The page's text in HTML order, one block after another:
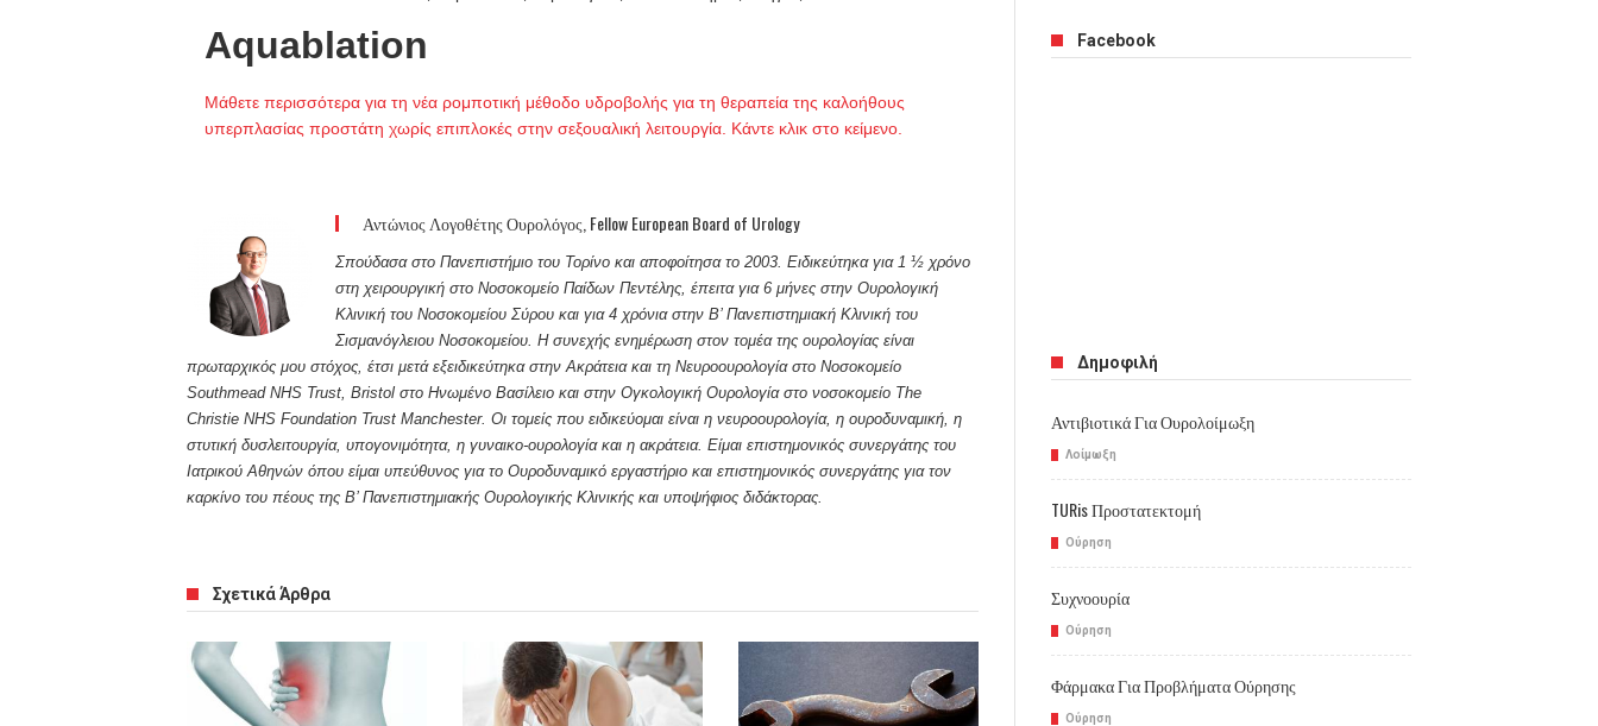
Aquablation
Μάθετε περισσότερα για τη νέα ρομποτική μέθοδο υδροβολής για τη θεραπεία της καλοήθους
υπερπλασίας προστάτη χωρίς επιπλοκές στην σεξουαλική λειτουργία. Κάντε κλικ στο κείμενο.
Αντώνιος Λογοθέτης Ουρολόγος, Fellow European Board of Urology
Σπούδασα στο Πανεπιστήμιο του Τορίνο και αποφοίτησα το 2003. Ειδικεύτηκα για 1 ½ χρόνο
στη χειρουργική στο Νοσοκομείο Παίδων Πεντέλης, έπειτα για 6 μήνες στην Ουρολογική
Κλινική του Νοσοκομείου Σύρου και για 4 χρόνια στην Β’ Πανεπιστημιακή Κλινική του
Σισμανόγλειου Νοσοκομείου. Η συνεχής ενημέρωση στον τομέα της ουρολογίας είναι
πρωταρχικός μου στόχος, έτσι μετά εξειδικεύτηκα στην Ακράτεια και τη Νευροουρολογία στο Νοσοκομείο
Southmead NHS Trust, Bristol στο Ηνωμένο Βασίλειο και στην Ογκολογική Ουρολογία στο νοσοκομείο The
Christie NHS Foundation Trust Manchester. Οι τομείς που ειδικεύομαι είναι η νευροουρολογία, η ουροδυναμική, η
στυτική δυσλειτουργία, υπογονιμότητα, η γυναικο-ουρολογία και η ακράτεια. Είμαι επιστημονικός συνεργάτης του
Ιατρικού Αθηνών όπου είμαι υπεύθυνος για το Ουροδυναμικό εργαστήριο και επιστημονικός συνεργάτης για τον
καρκίνο του πέους της Β’ Πανεπιστημιακής Ουρολογικής Κλινικής και υποψήφιος διδάκτορας.
Σχετικά Άρθρα
Facebook
Δημοφιλή
Αντιβιοτικά Για Ουρολοίμωξη
Λοίμωξη
TURis Προστατεκτομή
Ούρηση
Συχνοουρία
Ούρηση
Φάρμακα Για Προβλήματα Ούρησης
Ούρηση